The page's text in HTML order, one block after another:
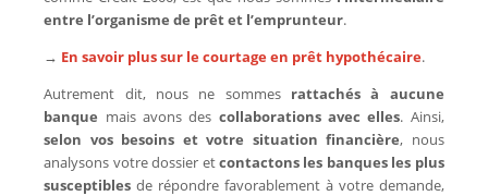
entre l’organisme de prêt et l’emprunteur.
→ En savoir plus sur le courtage en prêt hypothécaire.
Autrement dit, nous ne sommesrattachés à aucune
banque mais avons des collaborations avec elles. Ainsi,
selon vos besoins et votre situation financière, nous
analysons votre dossier etcontactons les banques les plus
susceptibles de répondre favorablement à votre demande,